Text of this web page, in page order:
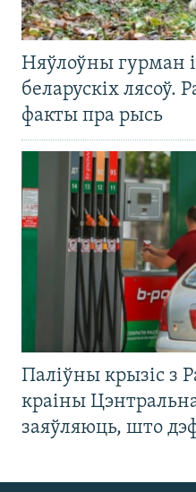
Няўлоўны гурман
беларускіх лясоў.
факты пра рысь
Паліўны крызіс з
краіны
заяўляюць, што